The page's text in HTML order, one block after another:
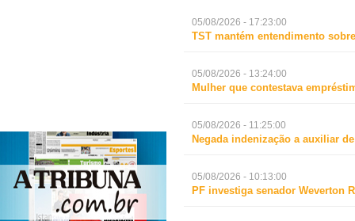
05/08/2026 - 17:23:00
TST mantém entendimento
05/08/2026 - 13:24:00
Mulher que contestava
05/08/2026 - 11:25:00
Negada indenização a auxiliar
05/08/2026 - 10:13:00
PF investiga senador Weverton